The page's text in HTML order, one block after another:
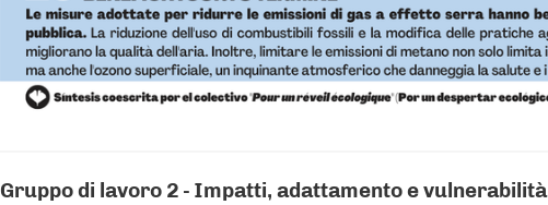
Gruppo di lavoro 2 - Impatti, adattamento e vulnerabilità